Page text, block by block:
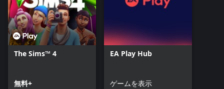
The Sims™ 4
無料+
EA Play Hub
ゲームを表示